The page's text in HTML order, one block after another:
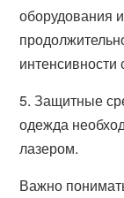
оборудования
интенсивности
5. Защитные
одежда
лазером.
Важно